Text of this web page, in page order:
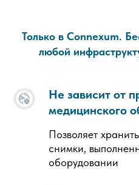
Только в Сonnexum.
любой
Не зависит от
медицинского
Позволяет
снимки,
оборудовании